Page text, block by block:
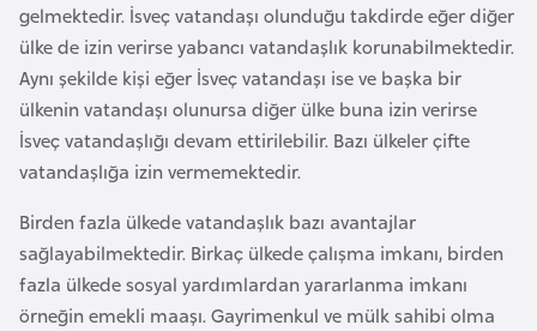
gelmektedir. İsveç vatandaşı olunduğu takdirde eğer diğer
ülke de izin verirse yabancı vatandaşlık korunabilmektedir.
Aynı şekilde kişi eğer İsveç vatandaşı ise ve başka bir
ülkenin vatandaşı olunursa diğer ülke buna izin verirse
İsveç vatandaşlığı devam ettirilebilir. Bazı ülkeler çifte
vatandaşlığa izin vermemektedir.
Birden fazla ülkede vatandaşlık bazı avantajlar
sağlayabilmektedir. Birkaç ülkede çalışma imkanı, birden
fazla ülkede sosyal yardımlardan yararlanma imkanı
örneğin emekli maaşı. Gayrimenkul ve mülk sahibi olma
B
a
n
g
l
d
e
ş